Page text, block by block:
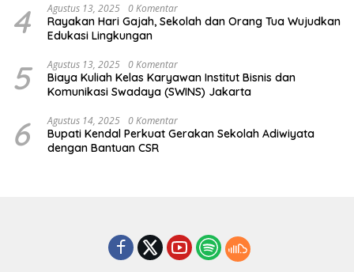
4 Agustus 13, 2025 0 Komentar
Rayakan Hari Gajah, Sekolah dan Orang Tua Wujudkan
Edukasi Lingkungan
5 Agustus 13, 2025 0 Komentar
Biaya Kuliah Kelas Karyawan Institut Bisnis dan
Komunikasi Swadaya (SWINS) Jakarta
6 Agustus 14, 2025 0 Komentar
Bupati Kendal Perkuat Gerakan Sekolah Adiwiyata
dengan Bantuan CSR